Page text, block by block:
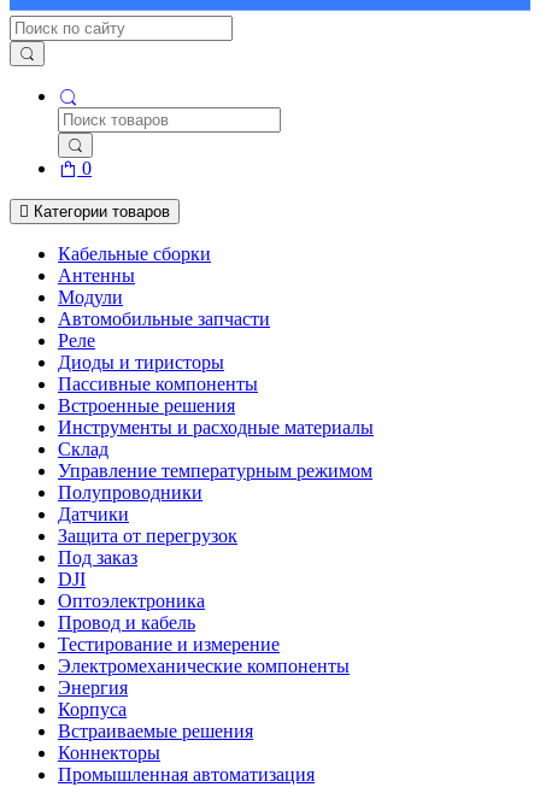
Поиск
0
Категории товаров
Кабельные сборки
Антенны
Модули
Автомобильные запчасти
Реле
Диоды и тиристоры
Пассивные компоненты
Встроенные решения
Инструменты и расходные материалы
Склад
Управление температурным режимом
Полупроводники
Датчики
Защита от перегрузок
Под заказ
DJI
Оптоэлектроника
Провод и кабель
Тестирование и измерение
Электромеханические компоненты
Энергия
Корпуса
Встраиваемые решения
Коннекторы
Промышленная автоматизация